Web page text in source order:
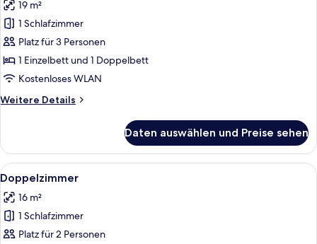
für
Dreibettzimmer
anzeigen
19 m²
1 Schlafzimmer
Platz für 3 Personen
1 Einzelbett und 1 Doppelbett
Kostenloses WLAN
Weitere Details
Weitere
Daten auswählen und Preise sehen
Alle
Fotos
für
Doppelzimmer
anzeigen
Doppelzimmer | Allergikerbettwaren,
4
Doppelzimmer
16 m²
1 Schlafzimmer
Platz für 2 Personen